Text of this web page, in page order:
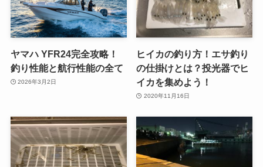
ヤマハ YFR24完全攻略！
釣り性能と航行性能の全て
2026年3月2日
ヒイカの釣り方！エサ釣り
の仕掛けとは？投光器でヒ
イカを集めよう！
2020年11月16日